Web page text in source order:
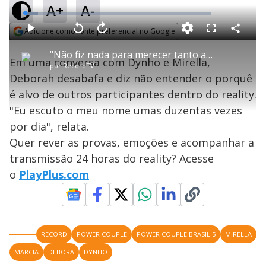
A+ A-
Adicione como fonte preferencial no Google
Opens in new window P
l
a
y
V
i
"Não fiz nada para merecer tanto ataque", diz Deborah - Power Couple Brasil 5
porRecordTV
P V
l
t
a
r
0
e
g
n
d
s
A
n
1
s
e
M
u
L
o
a
d
e
.
9
3
%
F
l
n
C
o
i
l
a
Em uma conversa com Dynho e Mirella,
Deborah desabafa e diz não entender o porquê
é alvo de outros participantes dentro do reality.
"Eu escuto o meu nome umas duzentas vezes
por dia", relata.
Quer rever as provas, emoções e acompanhar a
transmissão 24 horas do reality? Acesse
o PlayPlus.com
RECORD POWER COUPLE POWER COUPLE BRASIL 5
MIRELLA
MARCIA
DEBORA DYNHO